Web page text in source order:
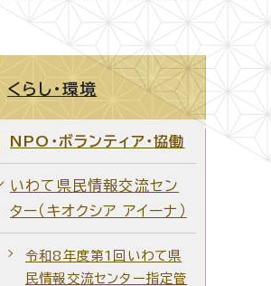
くらし・環境
NPO・ボランティア・協働
いわて県民情報交流セン
ター（キオクシア アイーナ）
令和8年度第1回いわて県
民情報交流センター指定管